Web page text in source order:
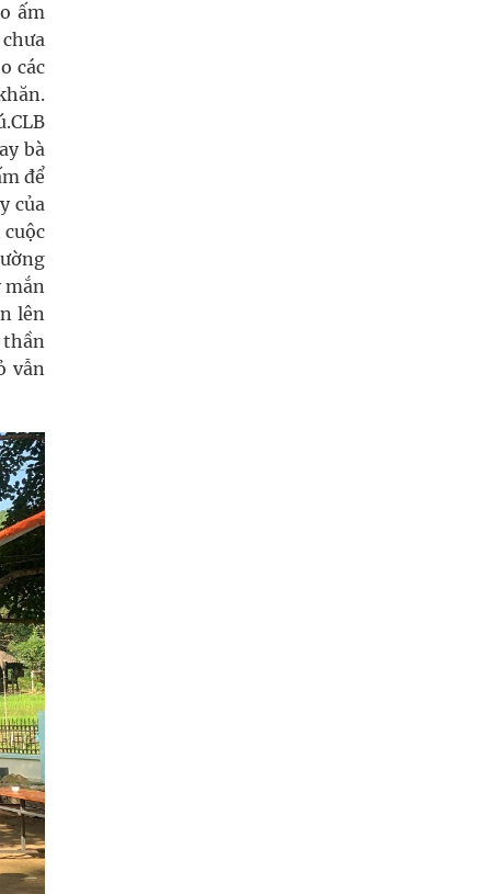
ấm
các
bà
để
của
mắn
lên
thần
vẫn